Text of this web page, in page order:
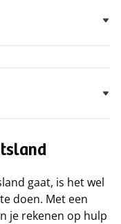
gaat, is het wel
doen. Met een
je rekenen op hulp